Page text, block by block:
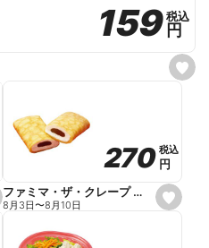
s
e
159
159税込
税込
円
円
s
e
270
270 税込
税込
円
円
ファミマ・ザ・クレープ 生チョコ
8月3日〜8月10日